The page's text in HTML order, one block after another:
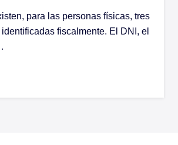
para las personas físicas, tres
fiscalmente. El DNI, el